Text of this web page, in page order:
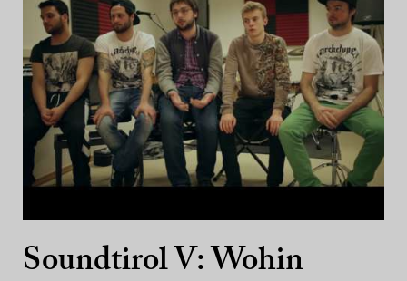
Soundtirol V: Wohin